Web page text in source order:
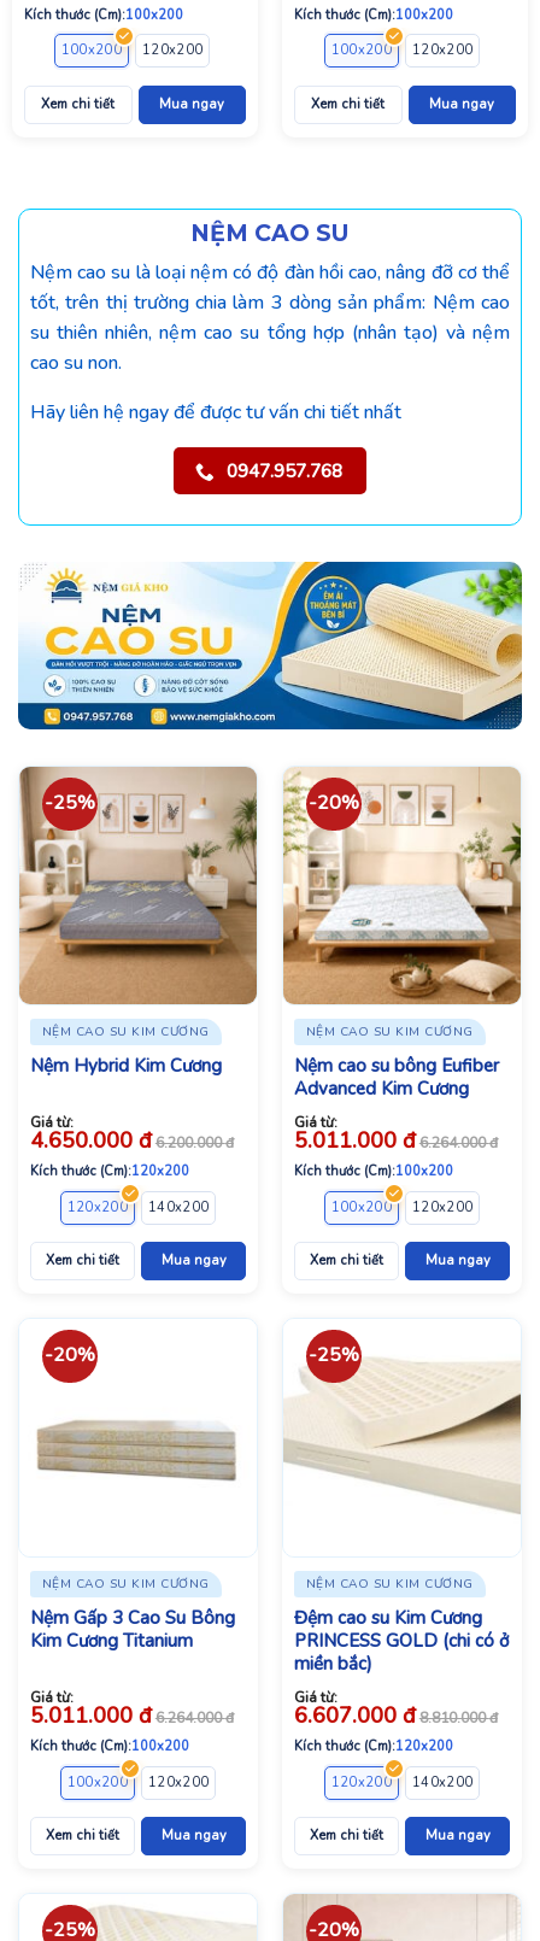
Kích thước (Cm):100x200
100x200
120x200 160x200 180x200 200x200
Xem chi tiết Mua ngay
Kích thước (Cm):100x200
100x200
120x200
Xem chi tiết Mua ngay
220x200160x200 180x200 200x200 200x220
NỆM CAO SU
Nệm cao su là loại nệm có độ đàn hồi cao, nâng đỡ cơ thể
tốt, trên thị trường chia làm 3 dòng sản phẩm: Nệm cao
su thiên nhiên, nệm cao su tổng hợp (nhân tạo) và nệm
cao su non.
Hãy liên hệ ngay để được tư vấn chi tiết nhất
0947.957.768
-25%
NỆM CAO SU KIM CƯƠNG
Nệm Hybrid Kim Cương
Giá từ:
4.650.000 đ 6.200.000đ
Kích thước (Cm):120x200
120x200
140x200 180x200 200x200
Xem chi tiết Mua ngay
-20%
NỆM CAO SU KIM CƯƠNG
Nệm cao su bông Eufiber
Advanced Kim Cương
Giá từ:
5.011.000 đ 6.264.000đ
Kích thước (Cm):100x200
100x200
120x200
Xem chi tiết Mua ngay
-20%
NỆM CAO SU KIM CƯƠNG
Nệm Gấp 3 Cao Su Bông
Kim Cương Titanium
Giá từ:
5.011.000 đ 6.264.000đ
Kích thước (Cm):100x200
100x200
120x200 160x200 180x200
Xem chi tiết Mua ngay
-25%
NỆM CAO SU KIM CƯƠNG
Đệm cao su Kim Cương
PRINCESS GOLD (chi có ở
miền bắc)
Giá từ:
6.607.000 đ 8.810.000đ
Kích thước (Cm):120x200
120x200
140x200
Xem chi tiết Mua ngay
-25% -20%